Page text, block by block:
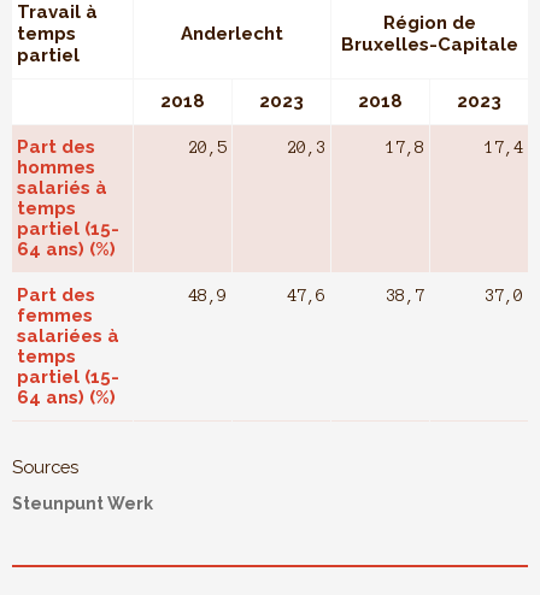
Travail à
temps
partiel
Anderlecht
Région de
Bruxelles-Capitale
2018 2023 2018 2023
Part des
hommes
salariés à
temps
partiel (15-
64 ans) (%)
20,5 20,3 17,8 17,4
Part des
femmes
salariées à
temps
partiel (15-
64 ans) (%)
48,9 47,6 38,7 37,0
Sources
Steunpunt Werk